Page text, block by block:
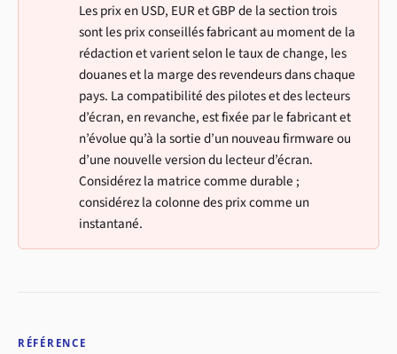
Les prix en USD, EUR et GBP de la section trois
sont les prix conseillés fabricant au moment de la
rédaction et varient selon le taux de change, les
douanes et la marge des revendeurs dans chaque
pays. La compatibilité des pilotes et des lecteurs
d’écran, en revanche, est fixée par le fabricant et
n’évolue qu’à la sortie d’un nouveau firmware ou
d’une nouvelle version du lecteur d’écran.
Considérez la matrice comme durable ;
considérez la colonne des prix comme un
instantané.
RÉFÉRENCE